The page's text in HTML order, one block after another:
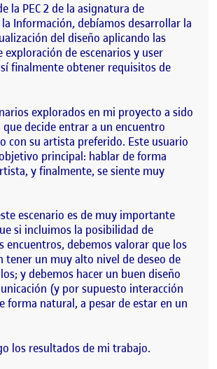
la PEC 2 de la asignatura de
Información, debíamos desarrollar la
del diseño aplicando las
exploración de escenarios y user
finalmente obtener requisitos de
explorados en mi proyecto a sido
decide entrar a un encuentro
con su artista preferido. Este usuario
principal: hablar de forma
y finalmente, se siente muy
escenario es de muy importante
si incluimos la posibilidad de
encuentros, debemos valorar que los
tener un muy alto nivel de deseo de
y debemos hacer un buen diseño
(y por supuesto interacción
forma natural, a pesar de estar en un
los resultados de mi trabajo.